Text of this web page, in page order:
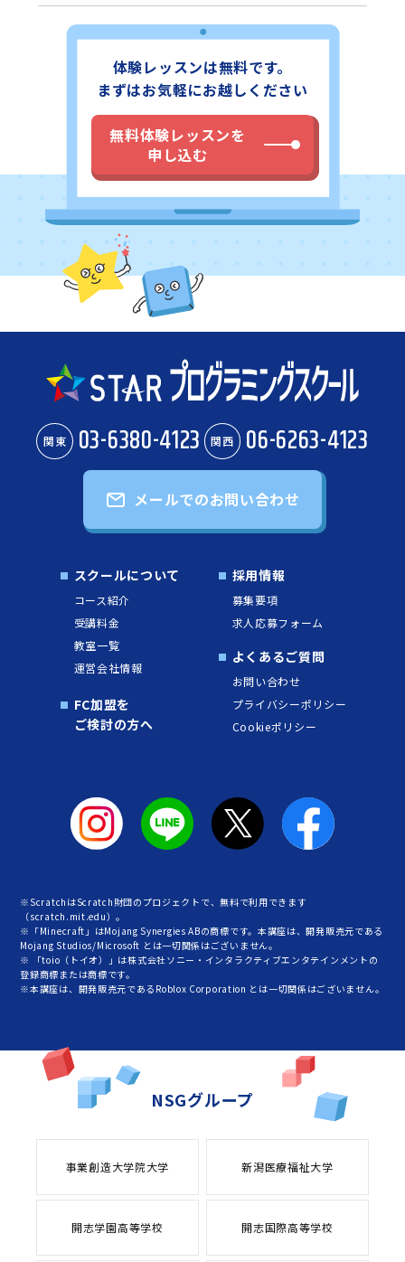
体験レッスンは無料です。
まずはお気軽にお越しください
無料体験レッスンを
申し込む
関東 03-6380-4123 関西 06-6263-4123
メールでのお問い合わせ
スクールについて
コース紹介
受講料金
教室一覧
運営会社情報
FC加盟を
ご検討の方へ
採用情報
募集要項
求人応募フォーム
よくあるご質問
お問い合わせ
プライバシーポリシー
Cookieポリシー
※ScratchはScratch財団のプロジェクトで、無料で利用できます
（scratch.mit.edu）。
※「Minecraft」はMojang Synergies ABの商標です。本講座は、開発販売元である
Mojang Studios/Microsoft とは一切関係はございません。
※ 「toio（トイオ）」は株式会社ソニー・インタラクティブエンタテインメントの
登録商標または商標です。
※本講座は、開発販売元であるRoblox Corporation とは一切関係はございません。
NSGグループ
事業創造大学院大学 新潟医療福祉大学
開志学園高等学校 開志国際高等学校